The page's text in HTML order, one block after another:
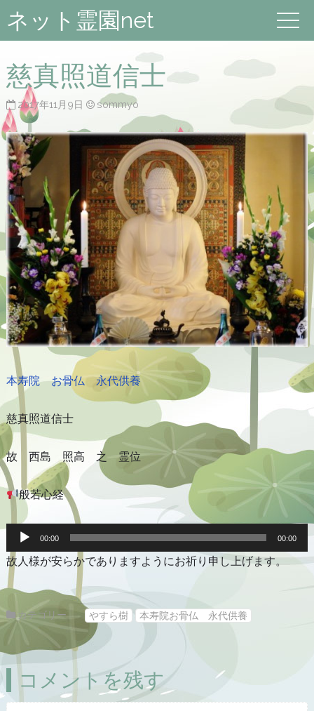
ネット霊園net
慈真照道信士
2017年11月9日 sommyo
本寿院 お骨仏 永代供養
慈真照道信士
故 西島 照高 之 霊位
般若心経
音
プ
レ
ー
ヤ
ー
00:00 00:00
故人様が安らかでありますようにお祈り申し上げます。
カテゴリー やすら樹 本寿院お骨仏 永代供養
コメントを残す